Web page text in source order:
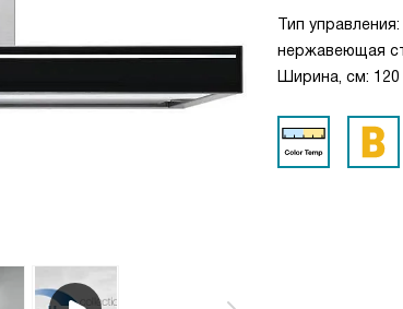
Тип
нержавеющая
Ширина, см: 120